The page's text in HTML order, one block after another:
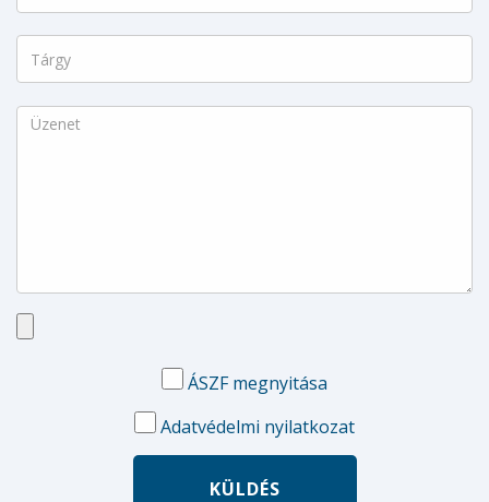
ÁSZF megnyitása
Adatvédelmi nyilatkozat
KÜLDÉS